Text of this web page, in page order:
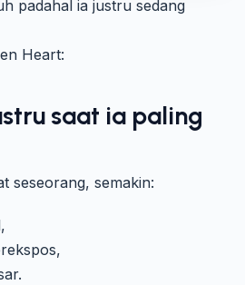
padahal ia justru sedang
Heart:
saat ia paling
seseorang, semakin: